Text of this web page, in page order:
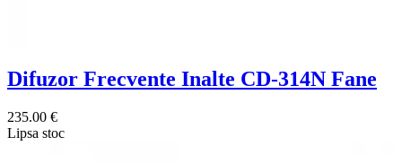
Difuzor Frecvente Inalte CD-314N Fane
235.00 €
Lipsa stoc